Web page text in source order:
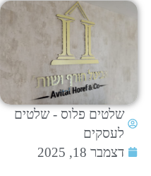
שלטים פלוס - שלטים
לעסקים
דצמבר 18, 2025
Yakov siman tov
1 לפני שנה
העסק עם השירות הכי טוב